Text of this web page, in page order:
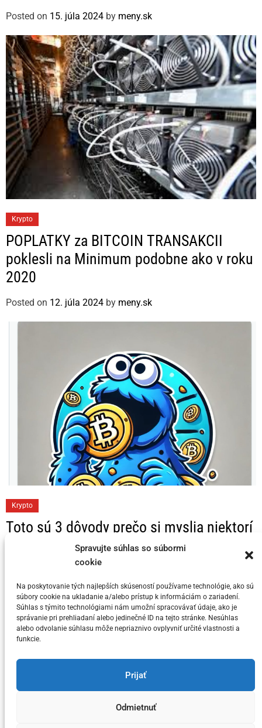
Spravujte súhlas so súbormi
cookie
Na poskytovanie tých najlepších skúseností používame technológie, ako sú
súbory cookie na ukladanie a/alebo prístup k informáciám o zariadení.
Súhlas s týmito technológiami nám umožní spracovávať údaje, ako je
správanie pri prehliadaní alebo jedinečné ID na tejto stránke. Nesúhlas
alebo odvolanie súhlasu môže nepriaznivo ovplyvniť určité vlastnosti a
funkcie.
Prijať
Odmietnuť
o
r
i
e
s
Posted on 15. júla 2024 by meny.sk
a
t
e
g
r
Krypto
POPLATKY za BITCOIN TRANSAKCII
poklesli na Minimum podobne ako v roku
2020
Posted on 12. júla 2024 by meny.sk
a
Krypto
Toto sú 3 dôvody prečo si myslia niektorí
KRYPTO Analytici, že Bitcoin dosahuje
svoj vrchol v tomto cykle
Posted on5. júla 2024 bymeny.sk